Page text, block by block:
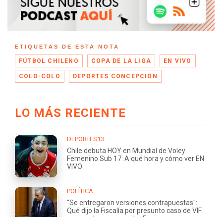
ETIQUETAS DE ESTA NOTA
FÚTBOL CHILENO COPA DE LA LIGA EN VIVO
COLO-COLO DEPORTES CONCEPCIÓN
LO MÁS RECIENTE
DEPORTES13
Chile debuta HOY en Mundial de Voley
Femenino Sub 17: A qué hora y cómo ver EN
VIVO
POLÍTICA
"Se entregaron versiones contrapuestas":
Qué dijo la Fiscalía por presunto caso de VIF